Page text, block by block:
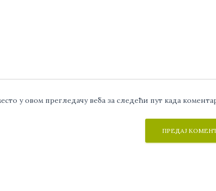
у овом прегледачу веба за следећи пут када